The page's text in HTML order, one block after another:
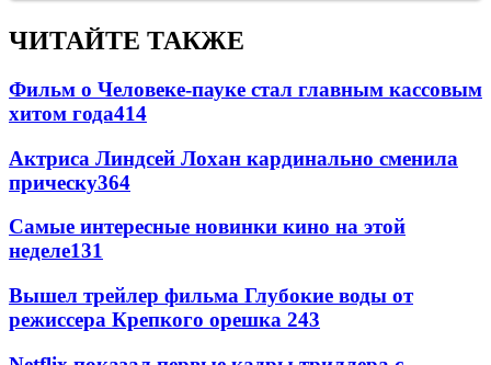
ЧИТАЙТЕ ТАКЖЕ
Фильм о Человеке-пауке стал главным кассовым
хитом года414
Актриса Линдсей Лохан кардинально сменила
прическу364
Самые интересные новинки кино на этой
неделе131
Вышел трейлер фильма Глубокие воды от
режиссера Крепкого орешка 243